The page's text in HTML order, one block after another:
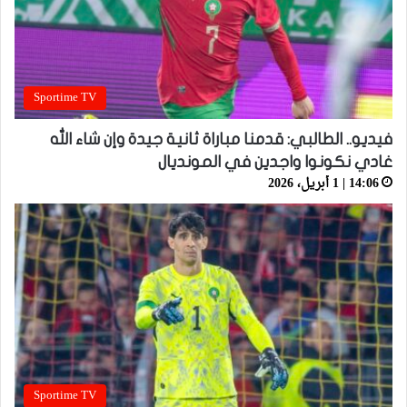
Sportime TV
فيديو.. الطالبي: قدمنا مباراة ثانية جيدة وإن شاء الله
غادي نكونوا واجدين في المونديال
14:06 | 1 أبريل، 2026
Sportime TV